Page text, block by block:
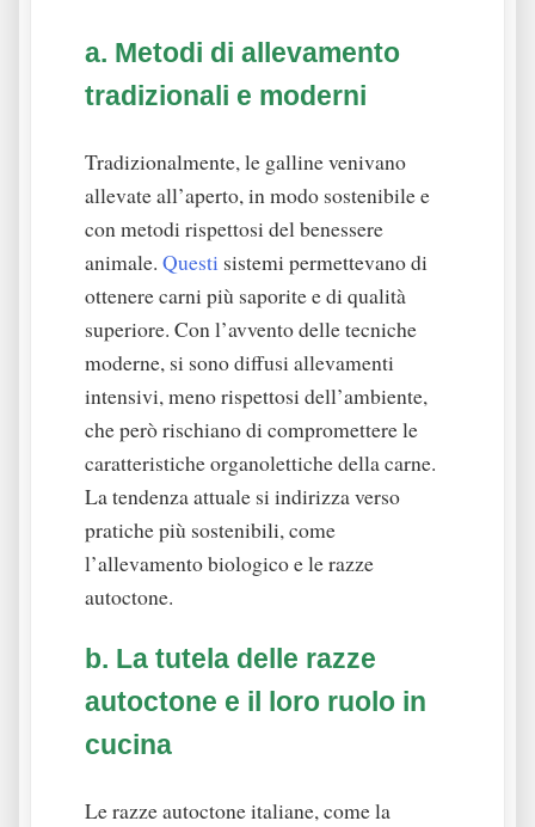
a. Metodi di allevamento
tradizionali e moderni
Tradizionalmente, le galline venivano
allevate all’aperto, in modo sostenibile e
con metodi rispettosi del benessere
animale. Questi sistemi permettevano di
ottenere carni più saporite e di qualità
superiore. Con l’avvento delle tecniche
moderne, si sono diffusi allevamenti
intensivi, meno rispettosi dell’ambiente,
che però rischiano di compromettere le
caratteristiche organolettiche della carne.
La tendenza attuale si indirizza verso
pratiche più sostenibili, come
l’allevamento biologico e le razze
autoctone.
b. La tutela delle razze
autoctone e il loro ruolo in
cucina
Le razze autoctone italiane, come la